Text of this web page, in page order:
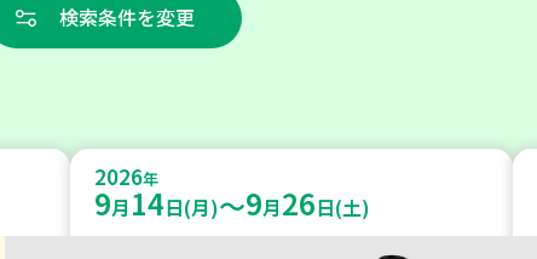
検索条件を変更
2026年
9月 14日(月)～9月26日(土)